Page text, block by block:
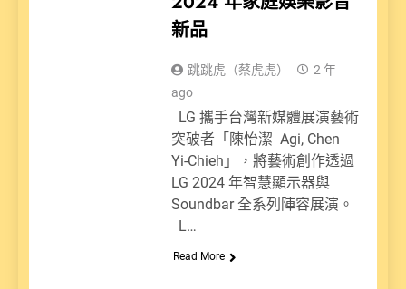
新品
跳跳虎（蔡虎虎）
2 年
ago
LG 攜手台灣新媒體展演藝術
突破者「陳怡潔 Agi, Chen
Yi-Chieh」，將藝術創作透過
LG 2024 年智慧顯示器與
Soundbar 全系列陣容展演。
L…
Read More